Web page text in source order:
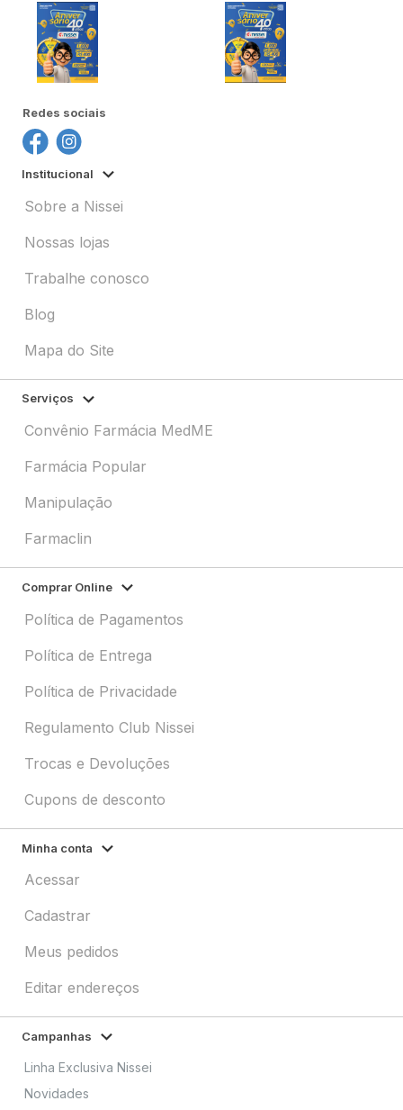
Redes sociais
Institucional
Sobre a Nissei
Nossas lojas
Trabalhe conosco
Blog
Mapa do Site
Serviços
Convênio Farmácia MedME
Farmácia Popular
Manipulação
Farmaclin
Comprar Online
Política de Pagamentos
Política de Entrega
Política de Privacidade
Regulamento Club Nissei
Trocas e Devoluções
Cupons de desconto
Minha conta
Acessar
Cadastrar
Meus pedidos
Editar endereços
Campanhas
Linha Exclusiva Nissei
Novidades